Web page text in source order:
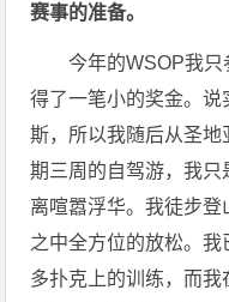
赛事的准备。
今年的WSOP我
得了一笔小的奖金。说
斯，所以我随后从圣
期三周的自驾游，我
离喧嚣浮华。我徒步
之中全方位的放松。
多扑克上的训练，而